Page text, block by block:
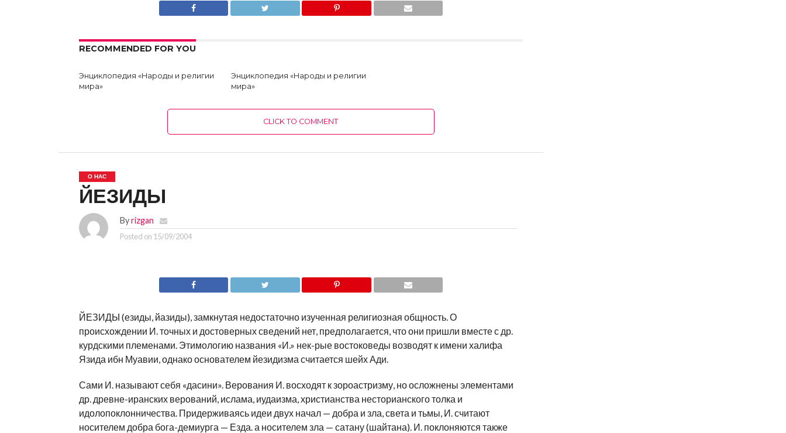
RECOMMENDED FOR YOU
Энциклопедия «Народы и религии
мира»
Энциклопедия «Народы и религии
мира»
CLICK TO COMMENT
О НАС
ЙЕЗИДЫ
Byrizgan
Posted on 15/09/2004
ЙЕЗИДЫ (езиды, йазиды), замкнутая недостаточно изученная религиозная общность. О
происхождении И. точных и достоверных сведений нет, предполагается, что они пришли вместе с др.
курдскими племенами. Этимологию названия «И.» нек-рые востоковеды возводят к имени халифа
Язида ибн Муавии, однако основателем йезидизма считается шейх Ади.
Сами И. называют себя «дасини». Верования И. восходят к зороастризму, но осложнены элементами
др. древне-иранских верований, ислама, иудаизма, христианства несторианского толка и
идолопоклонничества. Придерживаясь идеи двух начал — добра и зла, света и тьмы, И. считают
носителем добра бога-демиурга — Езда. а носителем зла — сатану (шайтана). И. поклоняются также